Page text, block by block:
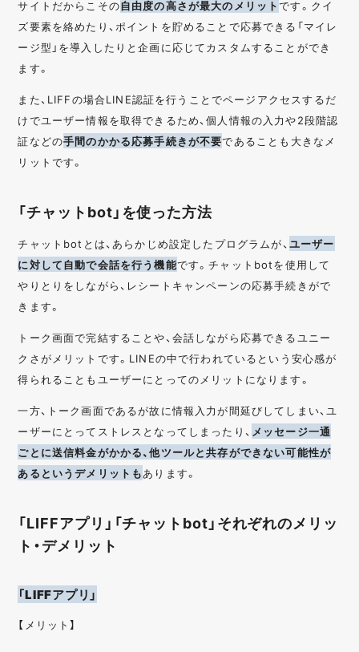
サイトだからこその自由度の高さが最大のメリットです。クイ
ズ要素を絡めたり、ポイントを貯めることで応募できる「マイレ
ージ型」を導入したりと企画に応じてカスタムすることができ
ます。
また、LIFFの場合LINE認証を行うことでページアクセスするだ
けでユーザー情報を取得できるため、個人情報の入力や2段階認
証などの手間のかかる応募手続きが不要であることも大きなメ
リットです。
「チャットbot」を使った方法
チャットbotとは、あらかじめ設定したプログラムが、 ユーザー
に対して自動で会話を行う機能です。チャットbotを使用して
やりとりをしながら、レシートキャンペーンの応募手続きがで
きます。
トーク画面で完結することや、会話しながら応募できるユニー
クさがメリットです。LINEの中で行われているという安心感が
得られることもユーザーにとってのメリットになります。
一方、トーク画面であるが故に情報入力が間延びしてしまい、ユ
ーザーにとってストレスとなってしまったり、 メッセージ一通
ごとに送信料金がかかる、他ツールと共存ができない可能性が
あるというデメリットもあります。
「LIFFアプリ」「チャットbot」それぞれのメリッ
ト・デメリット
「LIFFアプリ」
【メリット】